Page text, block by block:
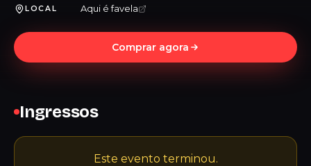
LOCAL Aqui é favela
Comprar agora
Ingressos
Este evento terminou.